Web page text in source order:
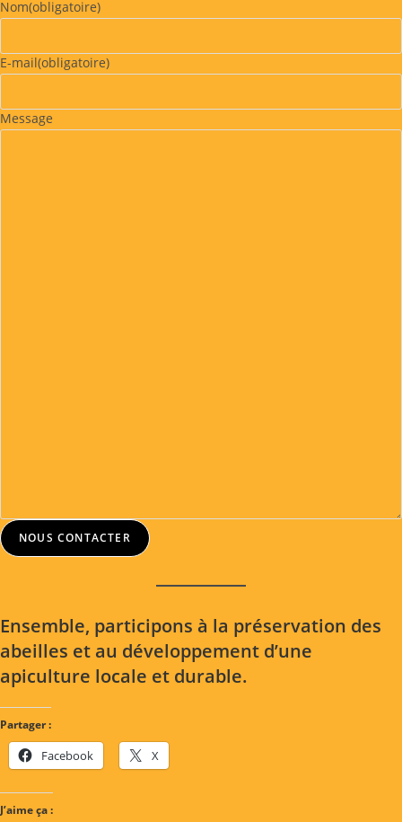
Nom(obligatoire)
E-mail(obligatoire)
Message
NOUS CONTACTER
Ensemble, participons à la préservation des
abeilles et au développement d’une
apiculture locale et durable.
Partager :
Facebook X
J’aime ça :